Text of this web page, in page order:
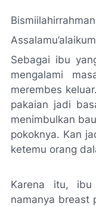
Sebagai ibu
mengalami
merembes
pakaian jadi
menimbulkan
pokoknya. Kan
ketemu orang
Karena itu, ibu
namanya breast